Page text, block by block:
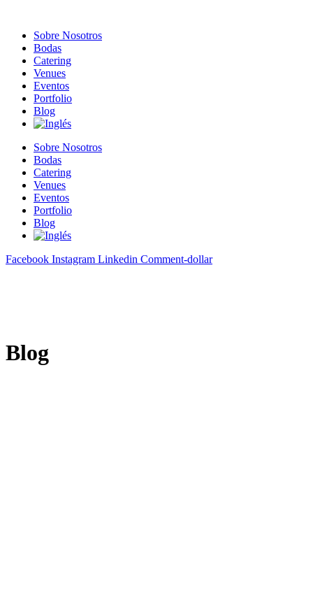
Sobre Nosotros
Bodas
Catering
Venues
Eventos
Portfolio
Blog
Sobre Nosotros
Bodas
Catering
Venues
Eventos
Portfolio
Blog
Facebook Instagram Linkedin Comment-dollar
Blog